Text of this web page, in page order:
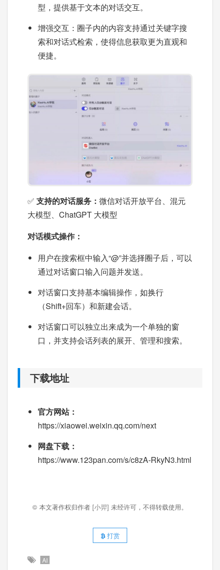
型，提供基于文本的对话交互。
增强交互：圈子内的内容支持通过关键字搜
索和对话式检索，使得信息获取更为直观和
便捷。
✅ 支持的对话服务： 微信对话开放平台、混元
大模型、ChatGPT 大模型
对话模式操作：
用户在搜索框中输入“@”并选择圈子后，可以
通过对话窗口输入问题并发送。
对话窗口支持基本编辑操作，如换行
（Shift+回车）和新建会话。
对话窗口可以独立出来成为一个单独的窗
口，并支持会话列表的展开、管理和搜索。
下载地址
官方网站：
https://xiaowei.weixin.qq.com/next
网盘下载：
https://www.123pan.com/s/c8zA-RkyN3.html
© 本文著作权归作者 [小羿] 未经许可，不得转载使用。
打赏
AI